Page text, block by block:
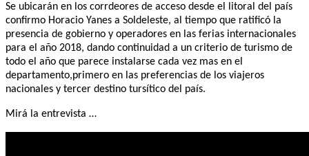
Se ubicarán en los corrdeores de acceso desde el litoral del país
confirmo Horacio Yanes a Soldeleste, al tiempo que ratificó la
presencia de gobierno y operadores en las ferias internacionales
para el año 2018, dando continuidad a un criterio de turismo de
todo el año que parece instalarse cada vez mas en el
departamento,primero en las preferencias de los viajeros
nacionales y tercer destino tursítico del país.
Mirá la entrevista …